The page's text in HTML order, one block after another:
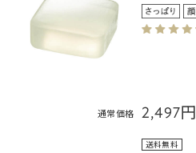
2,497円
通常価格
送料無料